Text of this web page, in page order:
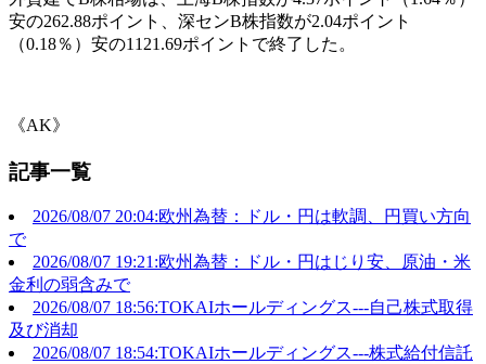
安の262.88ポイント、深センB株指数が2.04ポイント
（0.18％）安の1121.69ポイントで終了した。
《AK》
記事一覧
2026/08/07 20:04:欧州為替：ドル・円は軟調、円買い方向
で
2026/08/07 19:21:欧州為替：ドル・円はじり安、原油・米
金利の弱含みで
2026/08/07 18:56:TOKAIホールディングス---自己株式取得
及び消却
2026/08/07 18:54:TOKAIホールディングス---株式給付信託